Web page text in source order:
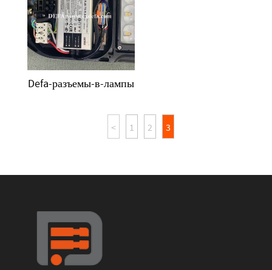
Defa-разъемы-в-лампы
< 1 2 3